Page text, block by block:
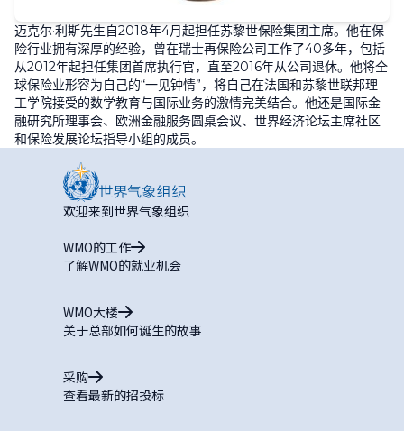
迈克尔·利斯先生自2018年4月起担任苏黎世保险集团主席。他在保
险行业拥有深厚的经验，曾在瑞士再保险公司工作了40多年，包括
从2012年起担任集团首席执行官，直至2016年从公司退休。他将全
球保险业形容为自己的“一见钟情”，将自己在法国和苏黎世联邦理
工学院接受的数学教育与国际业务的激情完美结合。他还是国际金
融研究所理事会、欧洲金融服务圆桌会议、世界经济论坛主席社区
和保险发展论坛指导小组的成员。
欢迎来到世界气象组织
WMO的工作
了解WMO的就业机会
WMO大楼
关于总部如何诞生的故事
采购
查看最新的招投标